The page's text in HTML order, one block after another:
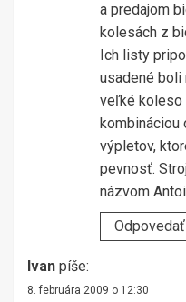
a predajom
kolesách z
Ich listy
usadené boli
veľké koleso
kombináciou
výpletov,
pevnosť.
názvom
Odpovedať
Ivan píše:
8. februára 2009 o 12:30